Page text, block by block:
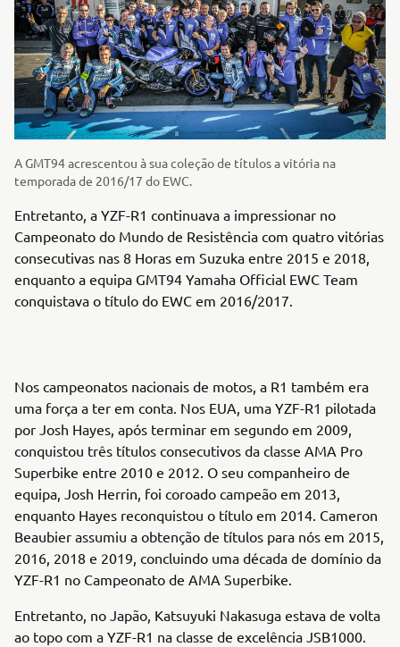
A GMT94 acrescentou à sua coleção de títulos a vitória na
temporada de 2016/17 do EWC.
Entretanto, a YZF-R1 continuava a impressionar no
Campeonato do Mundo de Resistência com quatro vitórias
consecutivas nas 8 Horas em Suzuka entre 2015 e 2018,
enquanto a equipa GMT94 Yamaha Official EWC Team
conquistava o título do EWC em 2016/2017.
Nos campeonatos nacionais de motos, a R1 também era
uma força a ter em conta. Nos EUA, uma YZF-R1 pilotada
por Josh Hayes, após terminar em segundo em 2009,
conquistou três títulos consecutivos da classe AMA Pro
Superbike entre 2010 e 2012. O seu companheiro de
equipa, Josh Herrin, foi coroado campeão em 2013,
enquanto Hayes reconquistou o título em 2014. Cameron
Beaubier assumiu a obtenção de títulos para nós em 2015,
2016, 2018 e 2019, concluindo uma década de domínio da
YZF-R1 no Campeonato de AMA Superbike.
Entretanto, no Japão, Katsuyuki Nakasuga estava de volta
ao topo com a YZF-R1 na classe de excelência JSB1000.